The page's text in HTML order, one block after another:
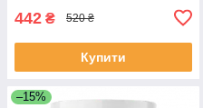
442 ₴ 520 ₴
Купити
–15%